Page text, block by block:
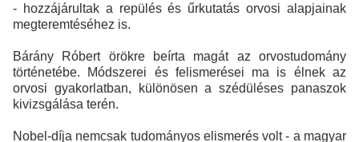
- hozzájárultak a repülés és űrkutatás orvosi alapjainak
megteremtéséhez is.
Bárány Róbert örökre beírta magát az orvostudomány
történetébe. Módszerei és felismerései ma is élnek az
orvosi gyakorlatban, különösen a szédüléses panaszok
kivizsgálása terén.
Nobel-díja nemcsak tudományos elismerés volt - a magyar